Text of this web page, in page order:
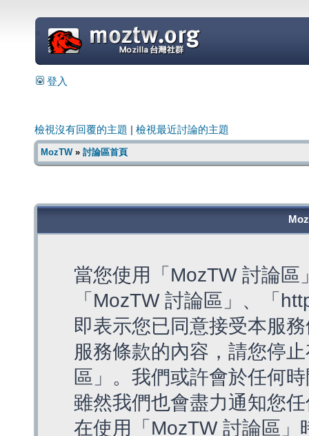
=
登入
檢視沒有回覆的主題 檢視最近討論的主題
MozTW» 討論區首頁
當您使用「MozTW 討論
「MozTW 討論區」、「
即表示您已同意接受本服
服務條款的內容，請您停
區」。我們或許會於任何
雖然我們也會盡力通知您
在使用「MozTW 討論區